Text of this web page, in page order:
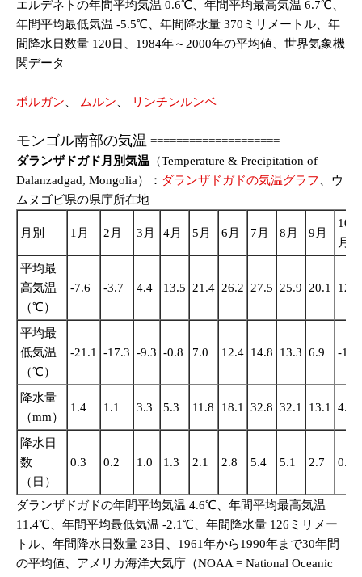
エルデネトの年間平均気温 0.6℃、年間平均最高気温 6.7℃、
年間平均最低気温 -5.5℃、年間降水量 370ミリメートル、年
間降水日数量 120日、1984年～2000年の平均値、世界気象機
関データ
ボルガン、 ムルン、 リンチンルンベ
モンゴル南部の気温 ====================
ダランザドガド月別気温 （Temperature & Precipitation of
Dalanzadgad, Mongolia）： ダランザドガドの気温グラフ 、ウ
ムヌゴビ県の県庁所在地
月別 1月 2月 3月 4月 5月 6月 7月 8月 9月
10
月
平均最
高気温
（℃）
-7.6 -3.7 4.4 13.5 21.4 26.2 27.5 25.9 20.1 12.3
平均最
低気温
（℃）
-21.1 -17.3 -9.3 -0.8 7.0 12.4 14.8 13.3 6.9 -1.6
降水量
（mm）
1.4 1.1 3.3 5.3 11.8 18.1 32.8 32.1 13.1 4.4
降水日
数
（日）
0.3 0.2 1.0 1.3 2.1 2.8 5.4 5.1 2.7 0.9
ダランザドガドの年間平均気温 4.6℃、年間平均最高気温
11.4℃、年間平均最低気温 -2.1℃、年間降水量 126ミリメー
トル、年間降水日数量 23日、1961年から1990年まで30年間
の平均値、アメリカ海洋大気庁（NOAA = National Oceanic